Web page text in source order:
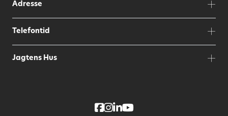
Adresse
Telefontid
Jagtens Hus